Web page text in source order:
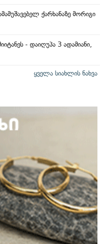
ქარხანაზე მორიგი
- დაიღუპა 3 ადამიანი,
ყველა სიახლის ნახვა